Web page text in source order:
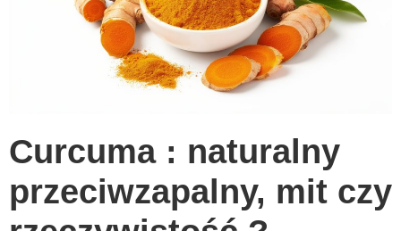
Curcuma : naturalny
przeciwzapalny, mit czy